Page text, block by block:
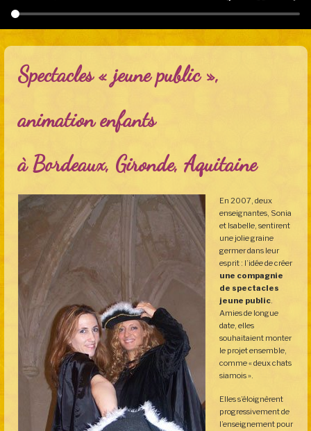
Spectacles « jeune public »,
animation enfants
à Bordeaux, Gironde, Aquitaine
En 2007, deux
enseignantes, Sonia
et Isabelle, sentirent
une jolie graine
germer dans leur
esprit : l’idée de créer
une compagnie
de spectacles
jeune public.
Amies de longue
date, elles
souhaitaient monter
le projet ensemble,
comme « deux chats
siamois ».
Elles s’éloignèrent
progressivement de
l’enseignement pour